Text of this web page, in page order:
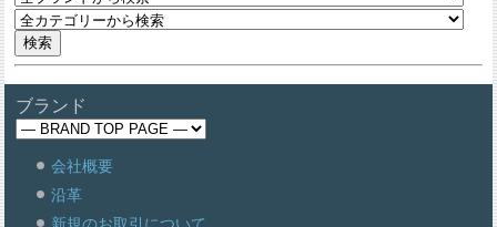
ブランド
会社概要
沿革